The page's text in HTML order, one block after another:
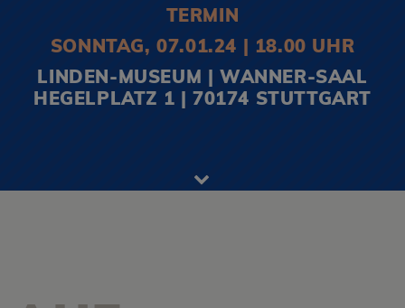
TERMIN
SONNTAG, 07.01.24 | 18.00 UHR
LINDEN-MUSEUM | WANNER-SAAL
HEGELPLATZ 1 | 70174 STUTTGART